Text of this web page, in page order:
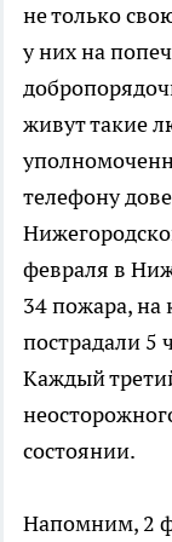
не только
у них на
живут такие
телефону
февраля в
34 пожара, на
пострадали 5
Каждый
состоянии.
Напомним, 2